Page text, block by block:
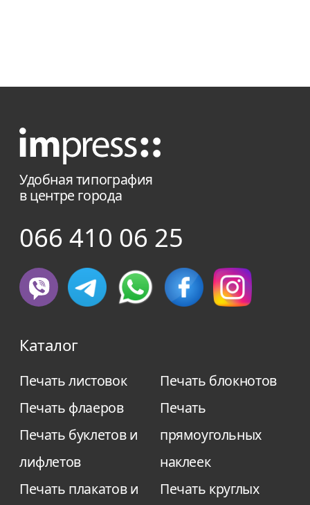
взяться за изготовления стикеров
различного формата и размера.
Удобная типография
в центре города
066 410 06 25
Каталог
Печать листовок
Печать флаеров
Печать буклетов и
лифлетов
Печать плакатов и
Печать блокнотов
Печать
прямоугольных
наклеек
Печать круглых